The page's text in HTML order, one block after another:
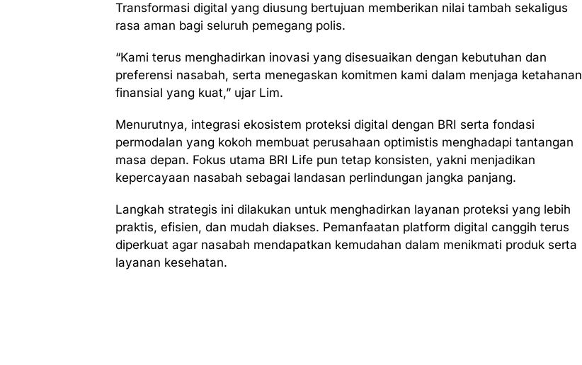
Transformasi digital yang diusung bertujuan memberikan nilai tambah sekaligus
rasa aman bagi seluruh pemegang polis.
“Kami terus menghadirkan inovasi yang disesuaikan dengan kebutuhan dan
preferensi nasabah, serta menegaskan komitmen kami dalam menjaga ketahanan
finansial yang kuat,” ujar Lim.
Menurutnya, integrasi ekosistem proteksi digital dengan BRI serta fondasi
permodalan yang kokoh membuat perusahaan optimistis menghadapi tantangan
masa depan. Fokus utama BRI Life pun tetap konsisten, yakni menjadikan
kepercayaan nasabah sebagai landasan perlindungan jangka panjang.
Langkah strategis ini dilakukan untuk menghadirkan layanan proteksi yang lebih
praktis, efisien, dan mudah diakses. Pemanfaatan platform digital canggih terus
diperkuat agar nasabah mendapatkan kemudahan dalam menikmati produk serta
layanan kesehatan.